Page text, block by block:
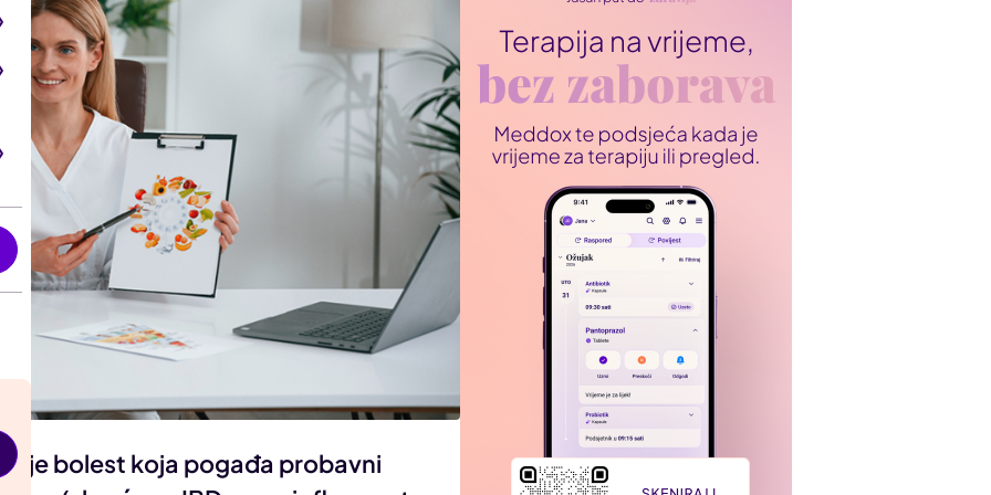
je bolest koja pogađa probavni